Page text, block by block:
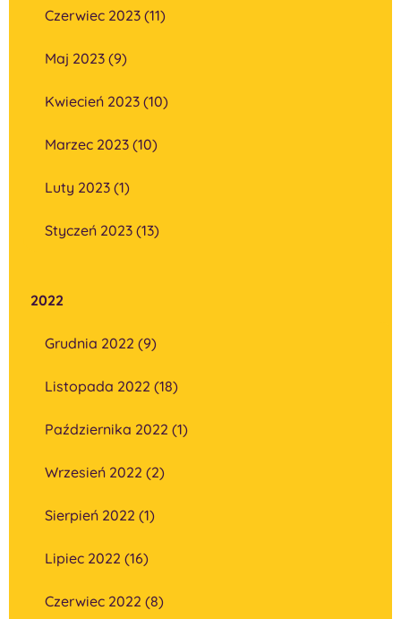
Czerwiec 2023 (11)
Maj 2023 (9)
Kwiecień 2023 (10)
Marzec 2023 (10)
Luty 2023 (1)
Styczeń 2023 (13)
2022
Grudnia 2022 (9)
Listopada 2022 (18)
Października 2022 (1)
Wrzesień 2022 (2)
Sierpień 2022 (1)
Lipiec 2022 (16)
Czerwiec 2022 (8)